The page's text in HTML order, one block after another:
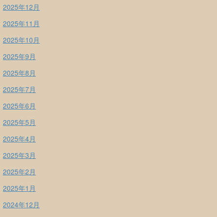
2025年12月
2025年11月
2025年10月
2025年9月
2025年8月
2025年7月
2025年6月
2025年5月
2025年4月
2025年3月
2025年2月
2025年1月
2024年12月